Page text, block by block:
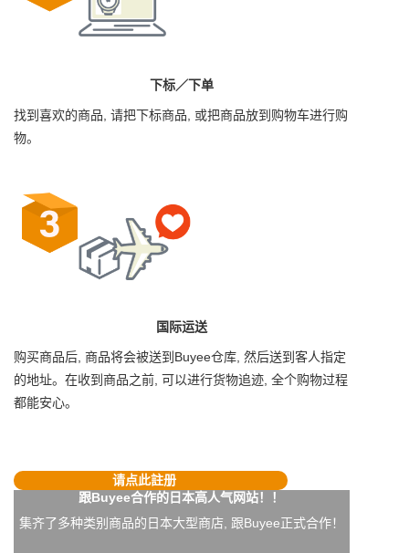
下标／下单
找到喜欢的商品, 请把下标商品, 或把商品放到购物车进行购
物。
国际运送
购买商品后, 商品将会被送到Buyee仓库, 然后送到客人指定
的地址。在收到商品之前, 可以进行货物追迹, 全个购物过程
都能安心。
请点此註册
跟Buyee合作的日本高人气网站！！
集齐了多种类别商品的日本大型商店, 跟Buyee正式合作！